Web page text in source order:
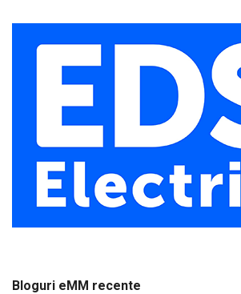
Bloguri eMM recente